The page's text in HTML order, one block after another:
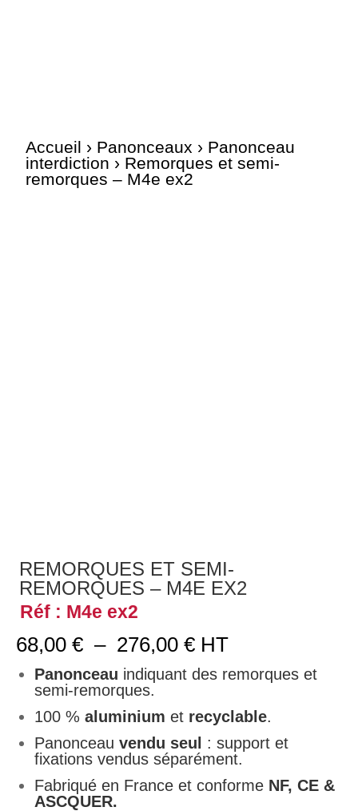
Accueil › Panonceaux › Panonceau
interdiction › Remorques et semi-
remorques – M4e ex2
REMORQUES ET SEMI-
REMORQUES – M4E EX2
Réf : M4e ex2
68,00€ – 276,00€Plage
de
prix :
à
276,00 €
HT
Panonceau indiquant des remorques et
semi-remorques.
100 %aluminiumet recyclable.
Panonceau vendu seul
: support et
fixations vendus séparément.
Fabriqué en France et conforme NF, CE &
ASCQUER.